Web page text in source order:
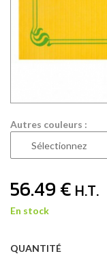
Autres couleurs :
56.49€ H.T.
En stock
QUANTITÉ